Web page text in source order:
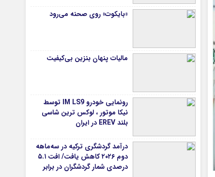
«بایکوت» روی صحنه می‌رود
مالیات پنهان بنزین بی‌کیفیت
رونمایی خودرو IM LS9 توسط
نیکا موتور ، لوکس ترین شاسی
بلند EREV در ایران
درآمد گردشگری ترکیه در سه‌ماهه
دوم ۲۰۲۶ کاهش یافت/ افت ۵.۱
درصدی شمار گردشگران در برابر